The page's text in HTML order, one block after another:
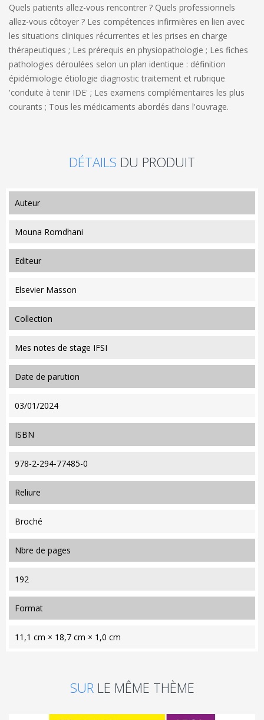
Quels patients allez-vous rencontrer ? Quels professionnels
allez-vous côtoyer ? Les compétences infirmières en lien avec
les situations cliniques récurrentes et les prises en charge
thérapeutiques ; Les prérequis en physiopathologie ; Les fiches
pathologies déroulées selon un plan identique : définition
épidémiologie étiologie diagnostic traitement et rubrique
'conduite à tenir IDE' ; Les examens complémentaires les plus
courants ; Tous les médicaments abordés dans l'ouvrage.
DÉTAILS DU PRODUIT
auteur
Mouna Romdhani
editeur
Elsevier Masson
collection
Mes notes de stage IFSI
date de parution
03/01/2024
ISBN
978-2-294-77485-0
reliure
Broché
nbre de pages
192
format
11,1 cm × 18,7 cm × 1,0 cm
SUR LE MÊME THÈME